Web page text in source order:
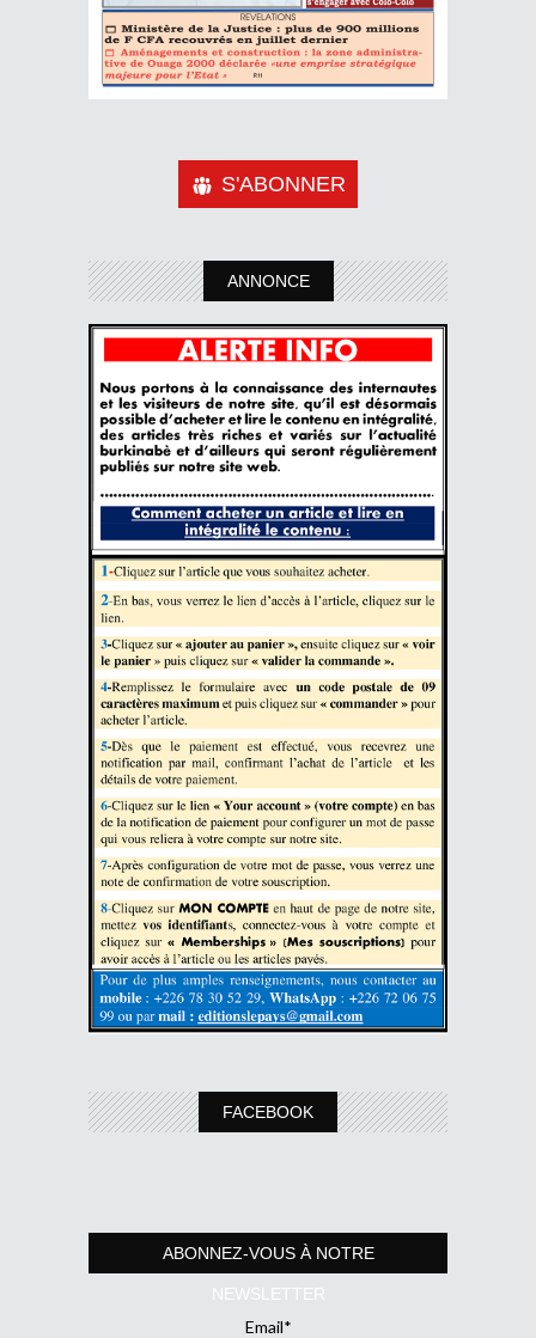
S'ABONNER
ANNONCE
FACEBOOK
ABONNEZ-VOUS À NOTRE
NEWSLETTER
Email*